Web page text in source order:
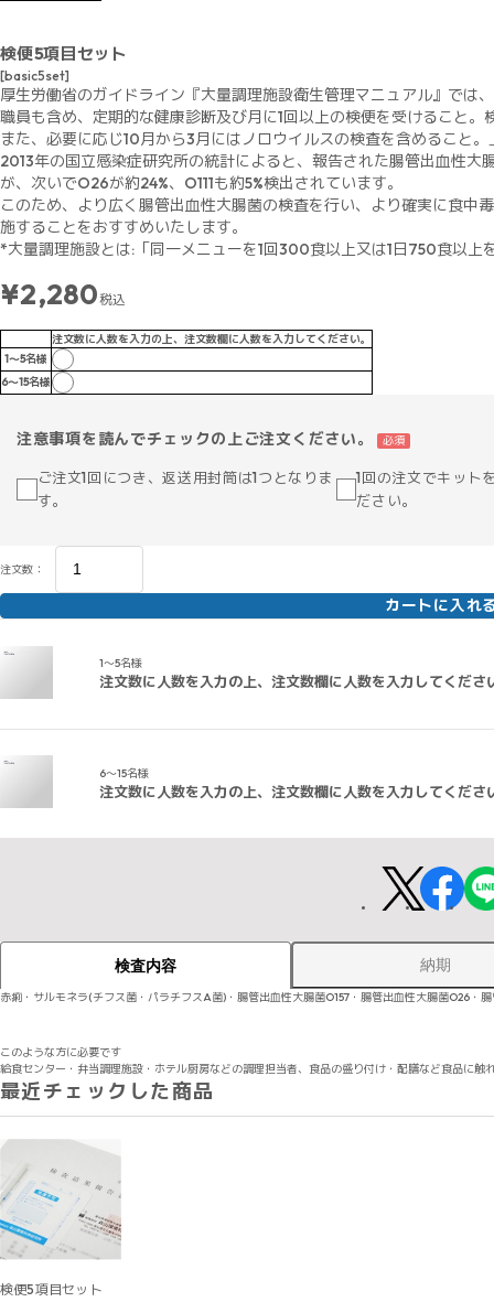
検便5項目セット
[basic5set]
厚生労働省のガイドライン『大量調理施設衛生管理マニュアル』では
職員も含め、定期的な健康診断及び月に1回以上の検便を受けること
また、必要に応じ10月から3月にはノロウイルスの検査を含めること
2013年の国立感染症研究所の統計によると、報告された腸管出血性大
が、次いでO26が約24%、O111も約5%検出されています。
このため、より広く腸管出血性大腸菌の検査を行い、より確実に食中
施することをおすすめいたします。
*大量調理施設とは:「同一メニューを1回300食以上又は1日750食以上
¥2,280税込
注文数に人数を入力の上、注文数欄に人数を入力してください。
1～5名様
6～15名様
注意事項を読んでチェックの上ご注文ください。 必須
ご注文1回につき、返送用封筒は1つとなりま
す。
1回の注文でキット
ださい。
注文数：
カートに入れ
1～5名様
注文数に人数を入力の上、注文数欄に人数を入力してくださ
6～15名様
注文数に人数を入力の上、注文数欄に人数を入力してくださ
検査内容 納期
赤痢・サルモネラ(チフス菌・パラチフスA菌)・腸管出血性大腸菌O157・腸管出血性大腸菌O26・腸
このような方に必要です
給食センター・弁当調理施設・ホテル厨房などの調理担当者、食品の盛り付け・配膳など食品に触
最近チェックした商品
検便5項目セット